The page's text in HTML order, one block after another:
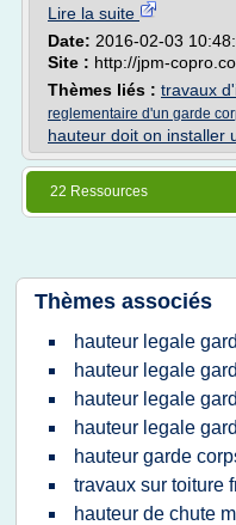
Lire la suite
Date: 2016-02-03
Site : http://jpm-
Thèmes liés : travaux
reglementaire d'un garde
hauteur doit on installer
22 Ressources
Thèmes associés
hauteur legale
hauteur legale
hauteur legale
hauteur legale
hauteur garde
travaux sur toiture
hauteur de chute